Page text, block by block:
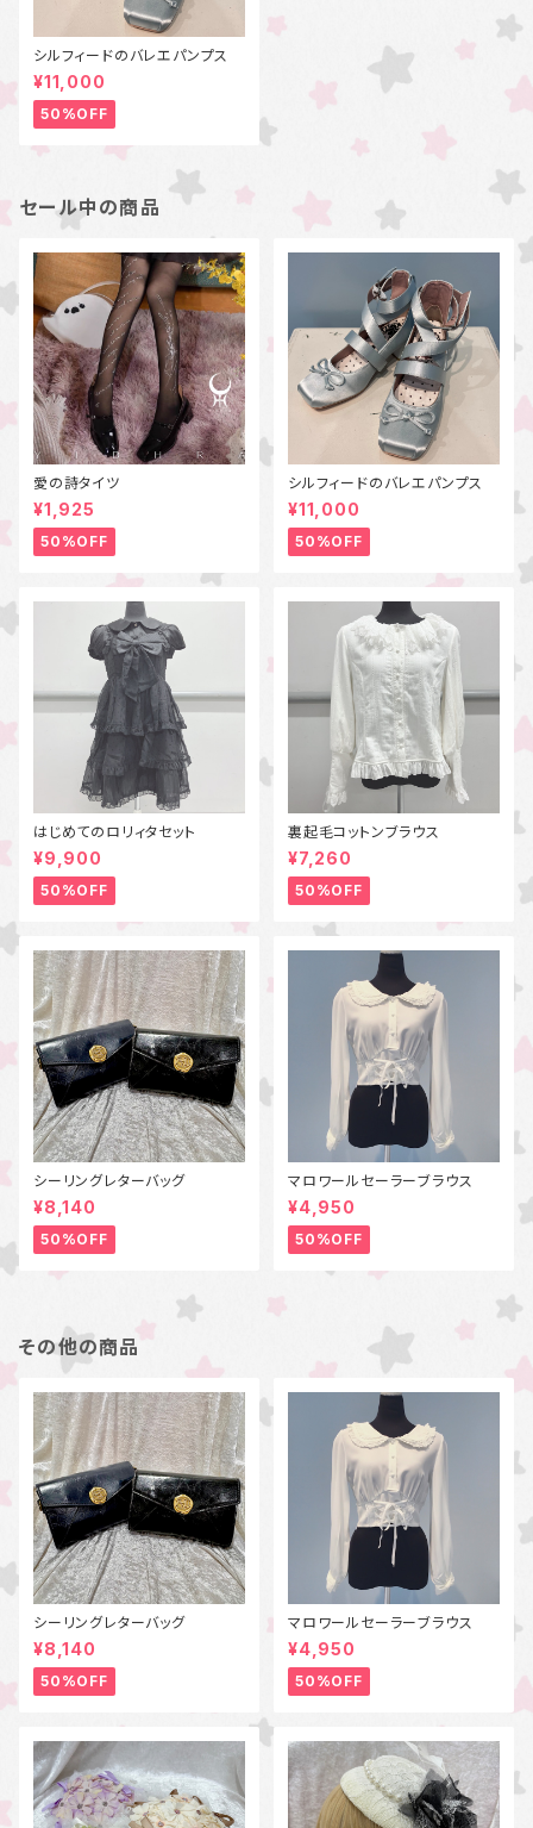
シルフィードのバレエパンプス
¥11,000
50%OFF
セール中の商品
愛の詩タイツ
¥1,925
50%OFF
シルフィードのバレエパンプス
¥11,000
50%OFF
はじめてのロリィタセット
¥9,900
50%OFF
裏起毛コットンブラウス
¥7,260
50%OFF
シーリングレターバッグ
¥8,140
50%OFF
マロワールセーラーブラウス
¥4,950
50%OFF
その他の商品
シーリングレターバッグ
¥8,140
50%OFF
マロワールセーラーブラウス
¥4,950
50%OFF